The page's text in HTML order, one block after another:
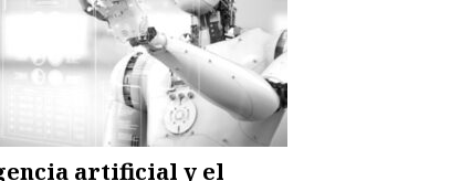
artificial y el